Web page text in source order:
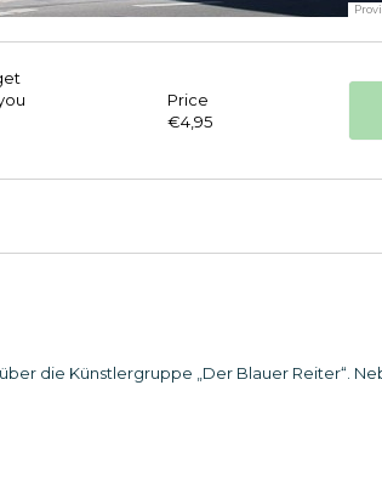
Price
€4,95
die Künstlergruppe „Der Blauer Reiter“.